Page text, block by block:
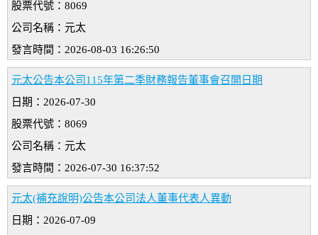
股票代號：8069
公司名稱：元太
發言時間：2026-08-03 16:26:50
元太公告本公司115年第二季財務報告董事會召開日期
日期：2026-07-30
股票代號：8069
公司名稱：元太
發言時間：2026-07-30 16:37:52
元太(補充說明)公告本公司法人董事代表人異動
日期：2026-07-09